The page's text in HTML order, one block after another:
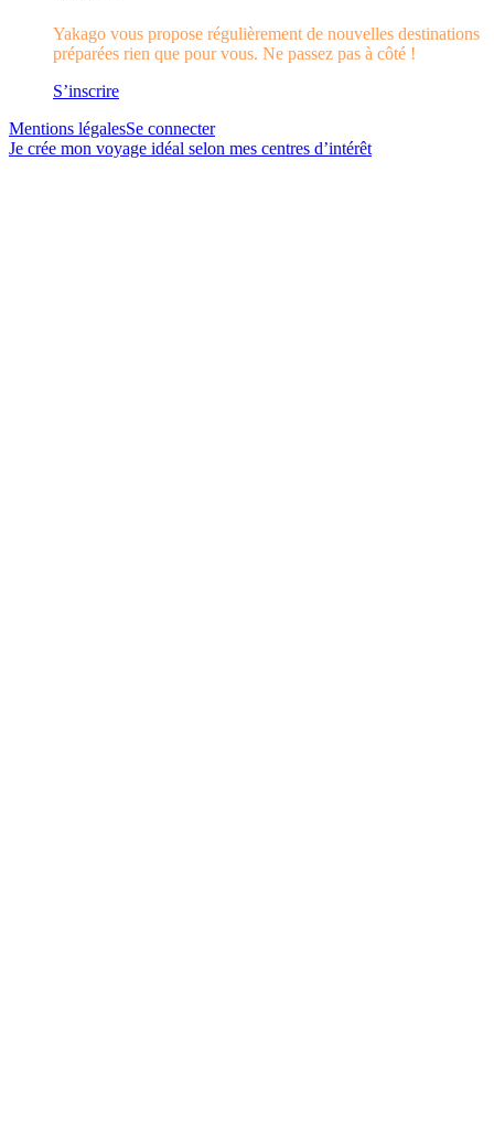
Yakago vous propose régulièrement de nouvelles destinations
préparées rien que pour vous. Ne passez pas à côté !
S’inscrire
Mentions légalesSe connecter
Je crée mon voyage idéal selon mes centres d’intérêt